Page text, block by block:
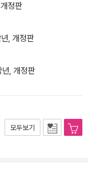
정판
, 개정판
, 개정판
모두보기